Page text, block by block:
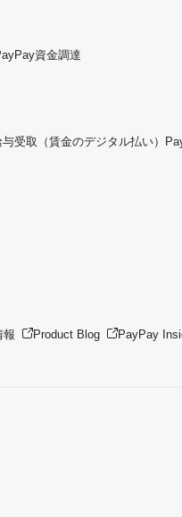
資金調達
受取（賃金のデジタル払い）
報 Product Blog PayPay